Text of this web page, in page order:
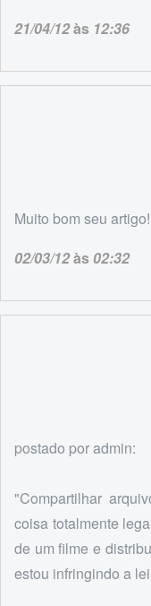
21/04/12às 12:36
Muito bom seu
02/03/12às02:32
postado por admin:
"Compartilhar
coisa totalmente
de um filme e
estou infringindo a